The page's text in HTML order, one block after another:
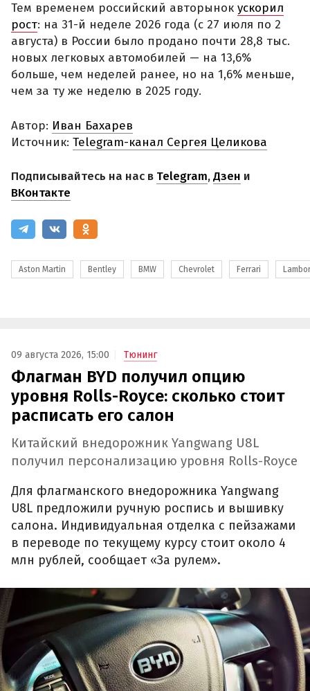
Тем временем российский авторынок ускорил
рост: на 31-й неделе 2026 года (с 27 июля по 2
августа) в России было продано почти 28,8 тыс.
новых легковых автомобилей — на 13,6%
больше, чем неделей ранее, но на 1,6% меньше,
чем за ту же неделю в 2025 году.
Автор: Иван Бахарев
Источник: Telegram-канал Сергея Целикова
Подписывайтесь на нас в Telegram,Дзен и
ВКонтакте
Aston Martin Bentley BMW Chevrolet Ferrari
09 августа 2026, 15:00 Тюнинг
Флагман BYD получил опцию
уровня Rolls-Royce: сколько стоит
расписать его салон
Китайский внедорожник Yangwang U8L
получил персонализацию уровня Rolls-Royce
Для флагманского внедорожника Yangwang
U8L предложили ручную роспись и вышивку
салона. Индивидуальная отделка с пейзажами
в переводе по текущему курсу стоит около 4
млн рублей, сообщает «За рулем».